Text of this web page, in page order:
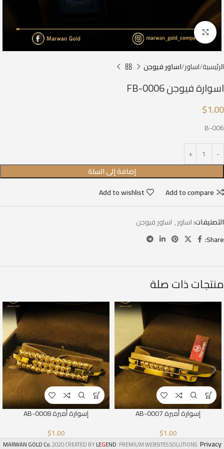
Click to enlarge
الرئيسية اساور اساور فيوجن
اسوارة فيوجن FB-0006
$1.00
B-006
إضافة إلى السلة
Add to compare
Add to wishlist
التصنيفات:اساور, اساور فيوجن
Share:
منتجات ذات صلة
إسوارة أميرة AB-0007
$1.00
إسوارة أميرة AB-0008
$1.00
MARWAN GOLD Co.2020 CREATED BYLEGEND. PREMIUM WEBSITES SOLUTIONS.Privacy